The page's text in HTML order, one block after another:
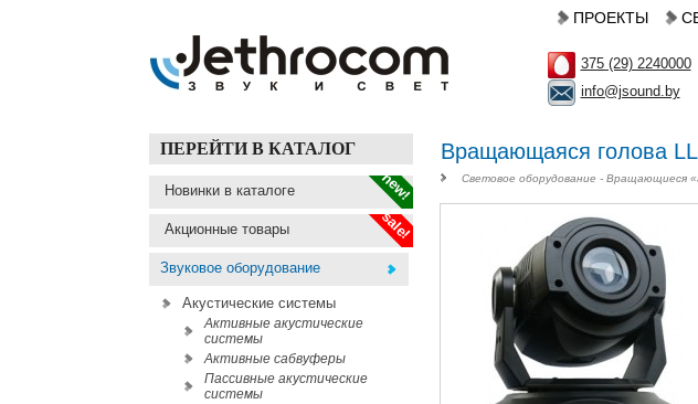
ПРОЕКТЫ
375 (29) 2240000
info@jsound.by
ПЕРЕЙТИ В КАТАЛОГ
new!
Новинки в каталоге
sale!
Акционные товары
Звуковое оборудование
Акустические системы
Активные акустические
системы
Активные сабвуферы
Пассивные акустические
системы
Вращающаяся голова
Световое оборудование - Вращающиеся